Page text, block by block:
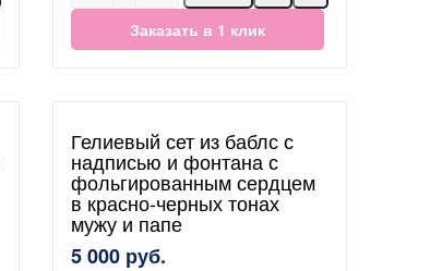
Заказать в 1 клик
Гелиевый сет из баблс с
надписью и фонтана с
фольгированным сердцем
в красно-черных тонах
мужу и папе
5 000 руб.